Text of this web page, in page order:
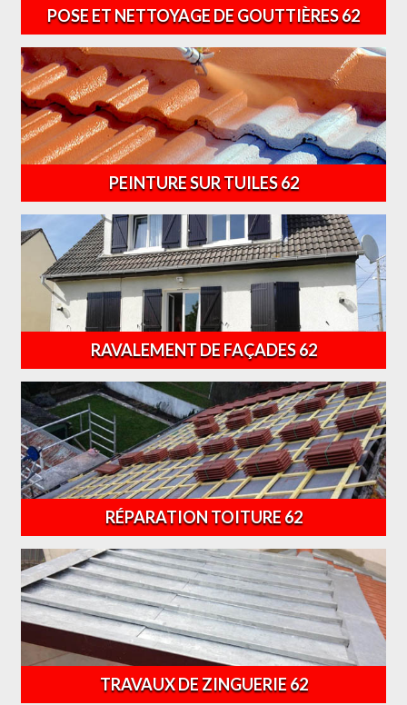
POSE ET NETTOYAGE DE GOUTTIÈRES 62
PEINTURE SUR TUILES 62
RAVALEMENT DE FAÇADES 62
RÉPARATION TOITURE 62
TRAVAUX DE ZINGUERIE 62